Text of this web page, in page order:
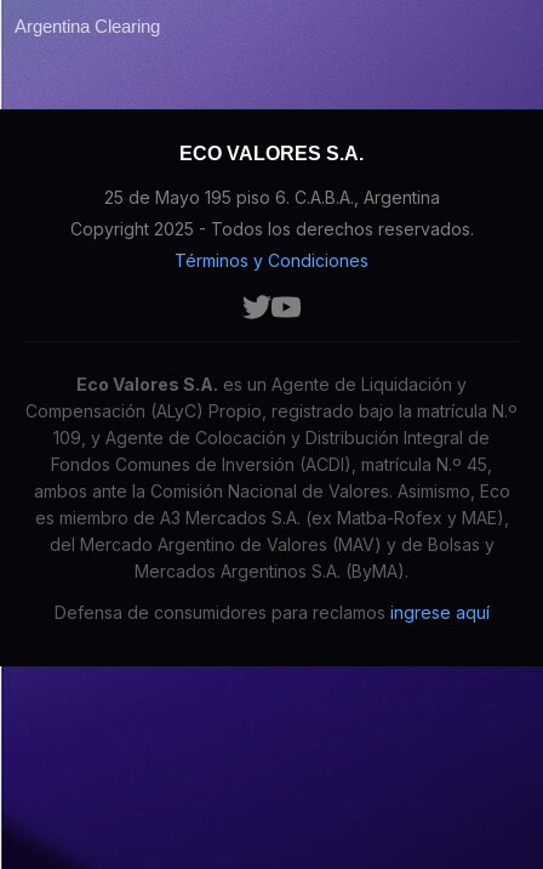
Argentina Clearing
ECO VALORES S.A.
25 de Mayo 195 piso 6. C.A.B.A., Argentina
Copyright 2025 - Todos los derechos reservados.
Términos y Condiciones
Eco Valores S.A. es un Agente de Liquidación y
Compensación (ALyC) Propio, registrado bajo la matrícula N.º
109, y Agente de Colocación y Distribución Integral de
Fondos Comunes de Inversión (ACDI), matrícula N.º 45,
ambos ante la Comisión Nacional de Valores. Asimismo, Eco
es miembro de A3 Mercados S.A. (ex Matba-Rofex y MAE),
del Mercado Argentino de Valores (MAV) y de Bolsas y
Mercados Argentinos S.A. (ByMA).
Defensa de consumidores para reclamos ingrese aquí